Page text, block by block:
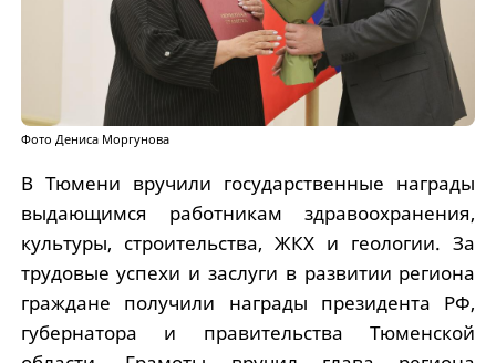
Фото Дениса Моргунова
В Тюмени вручили государственные награды
выдающимся работникам здравоохранения,
культуры, строительства, ЖКХ и геологии. За
трудовые успехи и заслуги в развитии региона
граждане получили награды президента РФ,
губернатора и правительства Тюменской